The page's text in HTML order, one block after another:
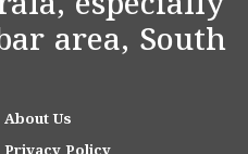
area, South
About Us